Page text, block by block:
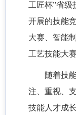
工匠杯”省级
开展的技能
大赛、智能
工艺技能大
随着技
注、重视、
技能人才成